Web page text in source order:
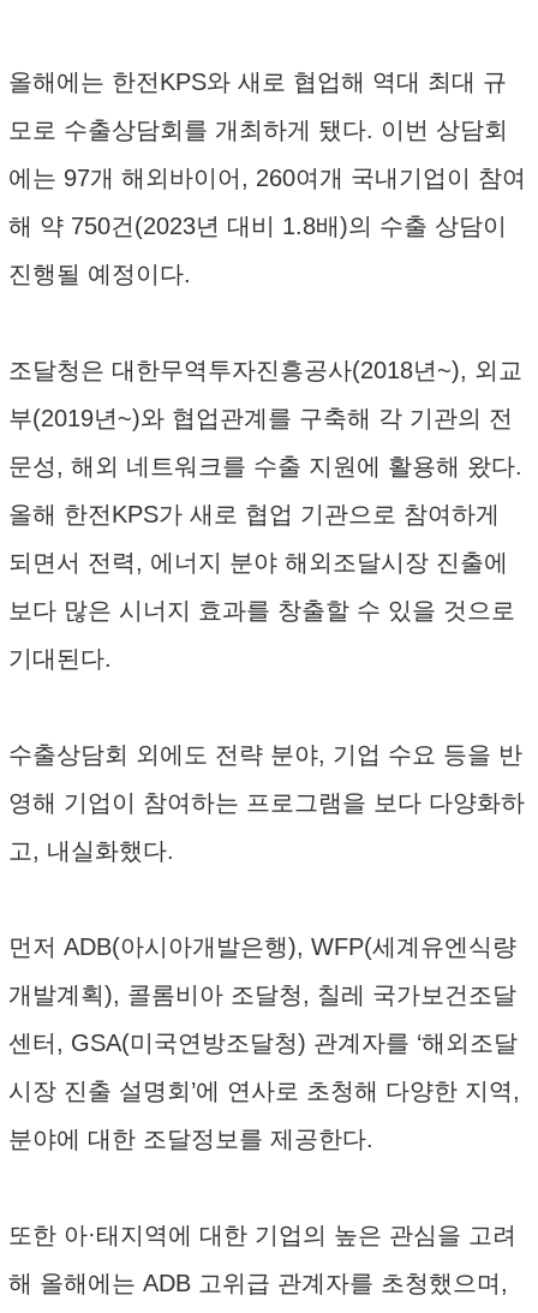
올해에는 한전KPS와 새로 협업해 역대 최대 규
모로 수출상담회를 개최하게 됐다. 이번 상담회
에는 97개 해외바이어, 260여개 국내기업이 참여
해 약 750건(2023년 대비 1.8배)의 수출 상담이
진행될 예정이다.
조달청은 대한무역투자진흥공사(2018년~), 외교
부(2019년~)와 협업관계를 구축해 각 기관의 전
문성, 해외 네트워크를 수출 지원에 활용해 왔다.
올해 한전KPS가 새로 협업 기관으로 참여하게
되면서 전력, 에너지 분야 해외조달시장 진출에
보다 많은 시너지 효과를 창출할 수 있을 것으로
기대된다.
수출상담회 외에도 전략 분야, 기업 수요 등을 반
영해 기업이 참여하는 프로그램을 보다 다양화하
고, 내실화했다.
먼저 ADB(아시아개발은행), WFP(세계유엔식량
개발계획), 콜롬비아 조달청, 칠레 국가보건조달
센터, GSA(미국연방조달청) 관계자를 ‘해외조달
시장 진출 설명회’에 연사로 초청해 다양한 지역,
분야에 대한 조달정보를 제공한다.
또한 아·태지역에 대한 기업의 높은 관심을 고려
해 올해에는 ADB 고위급 관계자를 초청했으며,